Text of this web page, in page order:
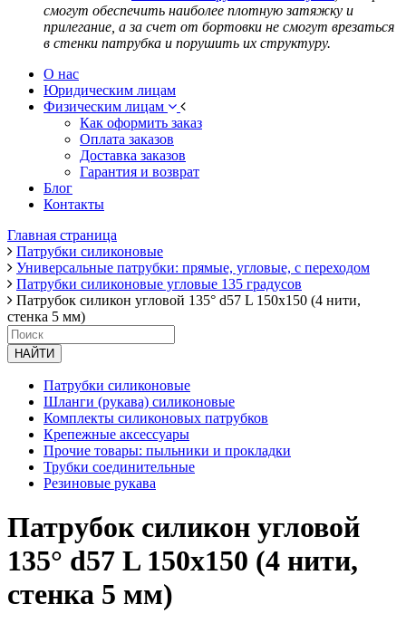
смогут обеспечить наиболее плотную затяжку и
прилегание, а за счет от бортовки не смогут врезаться
в стенки патрубка и порушить их структуру.
О нас
Юридическим лицам
Физическим лицам
Как оформить заказ
Оплата заказов
Доставка заказов
Гарантия и возврат
Блог
Контакты
Главная страница
Патрубки силиконовые
Универсальные патрубки: прямые, угловые, с переходом
Патрубки силиконовые угловые 135 градусов
Патрубок силикон угловой 135° d57 L 150x150 (4 нити,
стенка 5 мм)
НАЙТИ
Патрубки силиконовые
Шланги (рукава) силиконовые
Комплекты силиконовых патрубков
Крепежные аксессуары
Прочие товары: пыльники и прокладки
Трубки соединительные
Резиновые рукава
Патрубок силикон угловой
135° d57 L 150x150 (4 нити,
стенка 5 мм)